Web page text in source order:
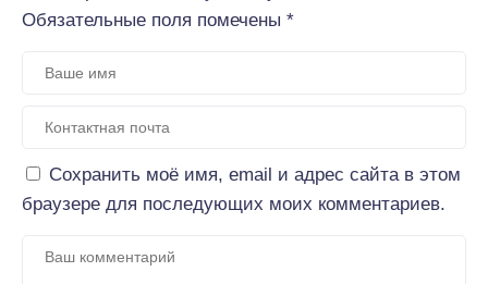
Обязательные поля помечены *
Сохранить моё имя, email и адрес сайта в этом
браузере для последующих моих комментариев.